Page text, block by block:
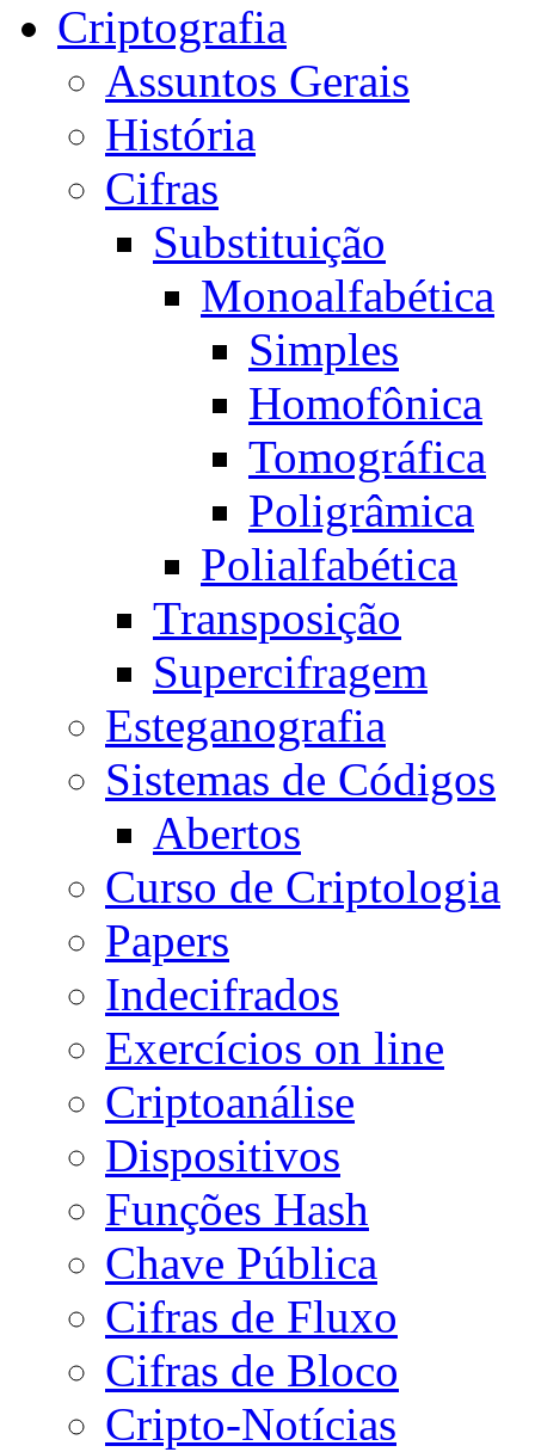
Criptografia
Assuntos Gerais
História
Cifras
Substituição
Monoalfabética
Simples
Homofônica
Tomográfica
Poligrâmica
Polialfabética
Transposição
Supercifragem
Esteganografia
Sistemas de Códigos
Abertos
Curso de Criptologia
Papers
Indecifrados
Exercícios on line
Criptoanálise
Dispositivos
Funções Hash
Chave Pública
Cifras de Fluxo
Cifras de Bloco
Cripto-Notícias